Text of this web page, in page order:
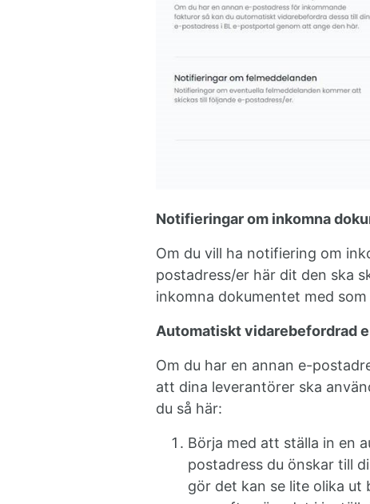
Notifieringar om inkomna
Om du vill ha notifiering om
postadress/er här dit den ska
inkomna dokumentet med
Automatiskt vidarebefordrad
Om du har en annan e-
att dina leverantörer ska
du så här:
Börja med att ställa in en
postadress du önskar till
gör det kan se lite olika